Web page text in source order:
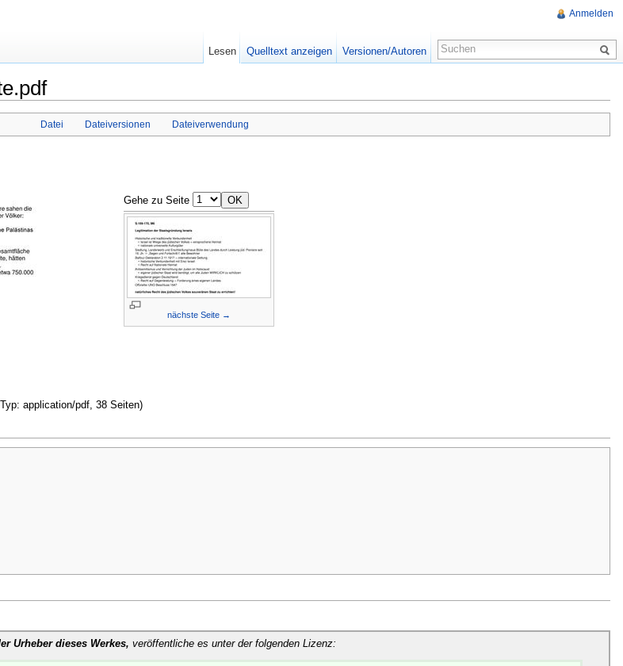
Datei Dateiversionen Dateiverwendung
Gehe zu Seite
nächste Seite →
application/pdf, 38 Seiten)
Urheber dieses Werkes, veröffentliche es unter der folgenden Lizenz:
Anmelden
Lesen Quelltext anzeigen Versionen/Autoren